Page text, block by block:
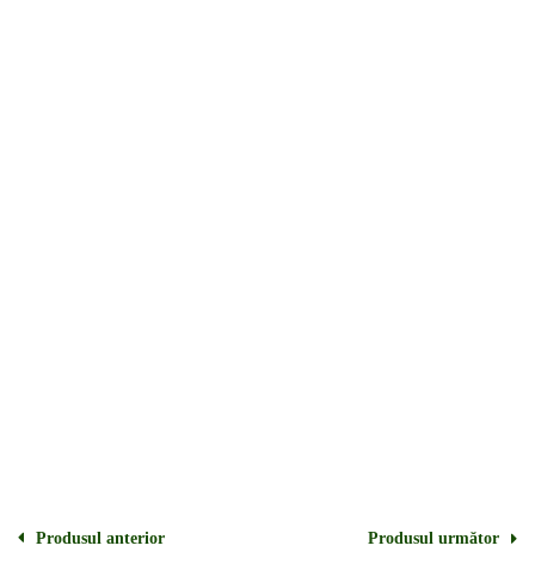
Produsul anterior Produsul următor